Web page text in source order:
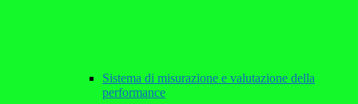
Sistema di misurazione e valutazione della
performance